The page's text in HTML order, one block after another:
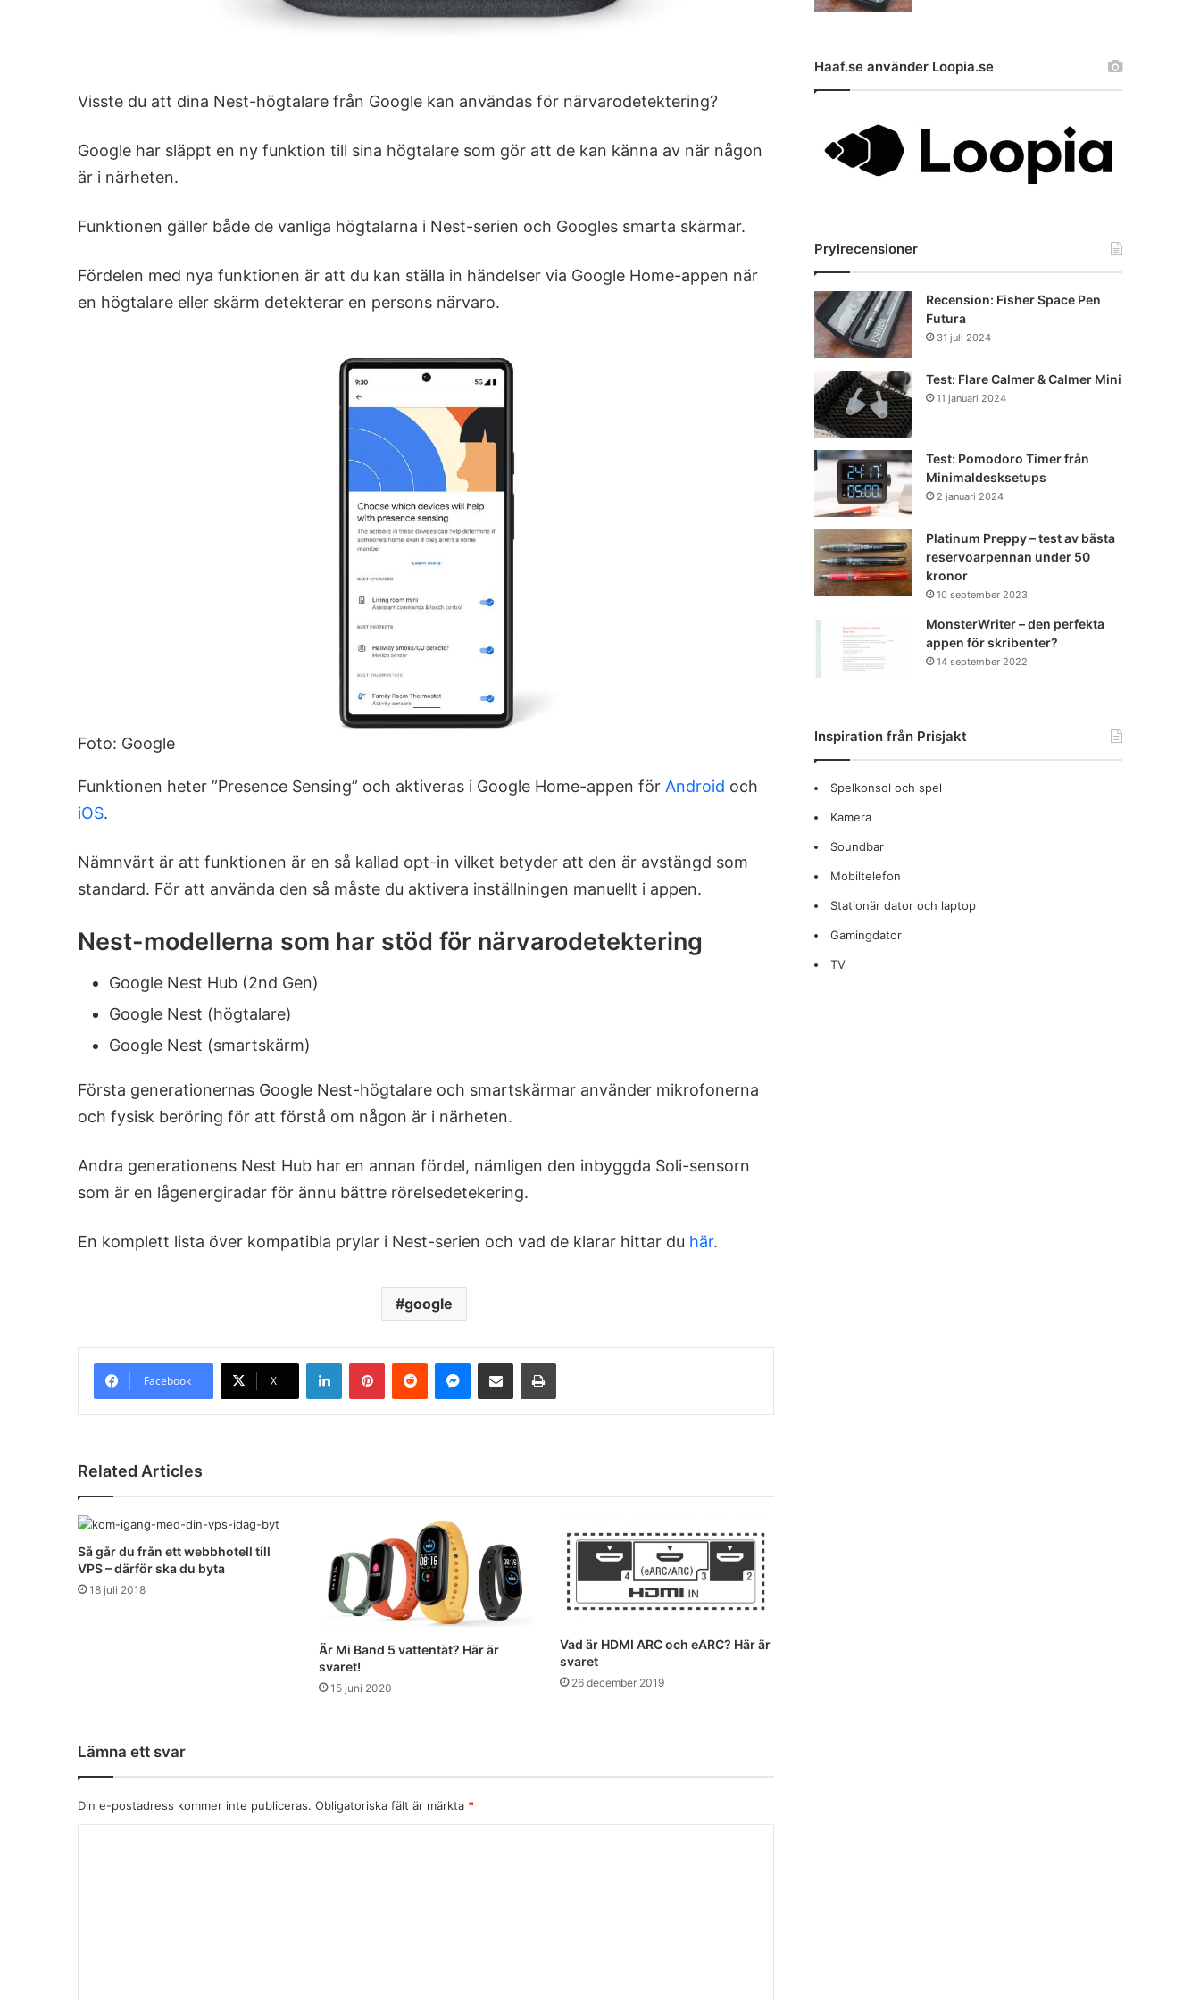
Visste du att dina Nest-högtalare från Google kan användas för närvarodetektering?
Google har släppt en ny funktion till sina högtalare som gör att de kan känna av när någon
är i närheten.
Funktionen gäller både de vanliga högtalarna i Nest-serien och Googles smarta skärmar.
Fördelen med nya funktionen är att du kan ställa in händelser via Google Home-appen när
en högtalare eller skärm detekterar en persons närvaro.
Foto: Google
Funktionen heter ”Presence Sensing” och aktiveras i Google Home-appen för Android och
iOS.
Nämnvärt är att funktionen är en så kallad opt-in vilket betyder att den är avstängd som
standard. För att använda den så måste du aktivera inställningen manuellt i appen.
Nest-modellerna som har stöd för närvarodetektering
Google Nest Hub (2nd Gen)
Google Nest (högtalare)
Google Nest (smartskärm)
Första generationernas Google Nest-högtalare och smartskärmar använder mikrofonerna
och fysisk beröring för att förstå om någon är i närheten.
Andra generationens Nest Hub har en annan fördel, nämligen den inbyggda Soli-sensorn
som är en lågenergiradar för ännu bättre rörelsedetekering.
En komplett lista över kompatibla prylar i Nest-serien och vad de klarar hittar du här.
google
Facebook X
Related Articles
Så går du från ett webbhotell till
VPS – därför ska du byta
18 juli 2018
Är Mi Band 5 vattentät? Här är
svaret!
15 juni 2020
Vad är HDMI ARC och eARC? Här är
svaret
26 december 2019
Lämna ett svar
Din e-postadress kommer inte publiceras. Obligatoriska fält är märkta *
Haaf.se använder Loopia.se
Prylrecensioner
Recension: Fisher Space Pen
Futura
31 juli 2024
Test: Flare Calmer & Calmer Mini
11 januari 2024
Test: Pomodoro Timer från
Minimaldesksetups
2 januari 2024
Platinum Preppy – test av bästa
reservoarpennan under 50
kronor
10 september 2023
MonsterWriter – den perfekta
appen för skribenter?
14 september 2022
Inspiration från Prisjakt
Spelkonsol och spel
Kamera
Soundbar
Mobiltelefon
Stationär dator och laptop
Gamingdator
TV